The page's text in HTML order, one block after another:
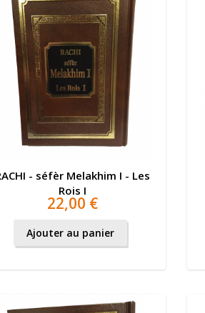
- séfèr Melakhim I - Les
Rois I
22,00 €
Ajouter au panier